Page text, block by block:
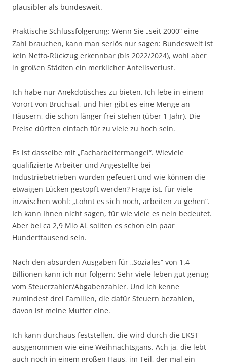
plausibler als bundesweit.
Praktische Schlussfolgerung: Wenn Sie „seit 2000“ eine
Zahl brauchen, kann man seriös nur sagen: Bundesweit ist
kein Netto-Rückzug erkennbar (bis 2022/2024), wohl aber
in großen Städten ein merklicher Anteilsverlust.
Ich habe nur Anekdotisches zu bieten. Ich lebe in einem
Vorort von Bruchsal, und hier gibt es eine Menge an
Häusern, die schon länger frei stehen (über 1 Jahr). Die
Preise dürften einfach für zu viele zu hoch sein.
Es ist dasselbe mit „Facharbeitermangel“. Wieviele
qualifizierte Arbeiter und Angestellte bei
Industriebetrieben wurden gefeuert und wie können die
etwaigen Lücken gestopft werden? Frage ist, für viele
inzwischen wohl: „Lohnt es sich noch, arbeiten zu gehen“.
Ich kann Ihnen nicht sagen, für wie viele es nein bedeutet.
Aber bei ca 2,9 Mio AL sollten es schon ein paar
Hunderttausend sein.
Nach den absurden Ausgaben für „Soziales“ von 1.4
Billionen kann ich nur folgern: Sehr viele leben gut genug
vom Steuerzahler/Abgabenzahler. Und ich kenne
zumindest drei Familien, die dafür Steuern bezahlen,
davon ist meine Mutter eine.
Ich kann durchaus feststellen, die wird durch die EKST
ausgenommen wie eine Weihnachtsgans. Ach ja, die lebt
auch noch in einem großen Haus, im Teil, der mal ein